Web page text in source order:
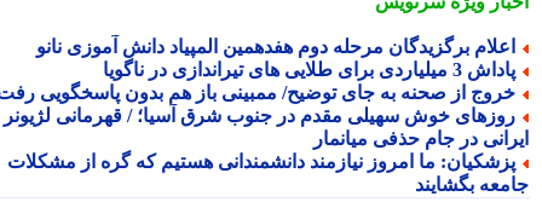
برگزیدگان مرحله دوم هفدهمین المپیاد دانش آموزی نانو
3 میلیاردی برای طلایی های تیراندازی در ناگویا
از صحنه به جای توضیح/ ممبینی باز هم بدون پاسخگویی رفت
خوش سهیلی مقدم در جنوب شرق آسیا؛ / قهرمانی لژیونر
در جام حذفی میانمار
ما امروز نیازمند دانشمندانی هستیم که گره از مشکلات
بگشایند